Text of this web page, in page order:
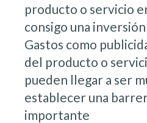
producto o servicio
consigo una
Gastos como
del producto o
pueden llegar a ser
establecer una
importante